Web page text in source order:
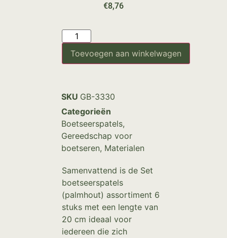
€8,76
Toevoegen aan winkelwagen
SKU GB-3330
Categorieën
Boetseerspatels,
Gereedschap voor
boetseren, Materialen
Samenvattend is de Set
boetseerspatels
(palmhout) assortiment 6
stuks met een lengte van
20 cm ideaal voor
iedereen die zich